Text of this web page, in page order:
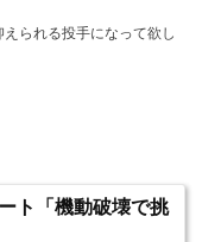
られる投手になって欲し
ト「機動破壊で挑